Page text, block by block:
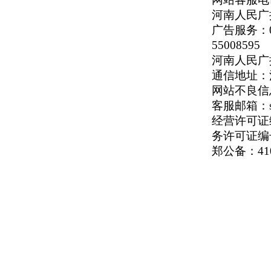
河南人民
广告服务
55008595
河南人民
通信地址：
网站不良
客服邮箱：
经营许可
务许可证
郑公备：